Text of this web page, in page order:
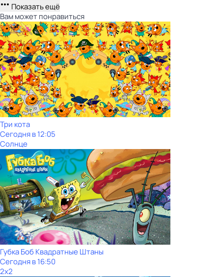
Показать ещё
Вам может понравиться
Три кота
Сегодня в 12:05
Солнце
Губка Боб Квадратные Штаны
Сегодня в 16:50
2x2